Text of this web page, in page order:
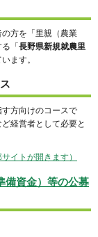
方を「里親（農業
「長野県新規就農里
ます。
方向けのコースで
経営者として必要と
イトが開きます）
備資金）等の公募